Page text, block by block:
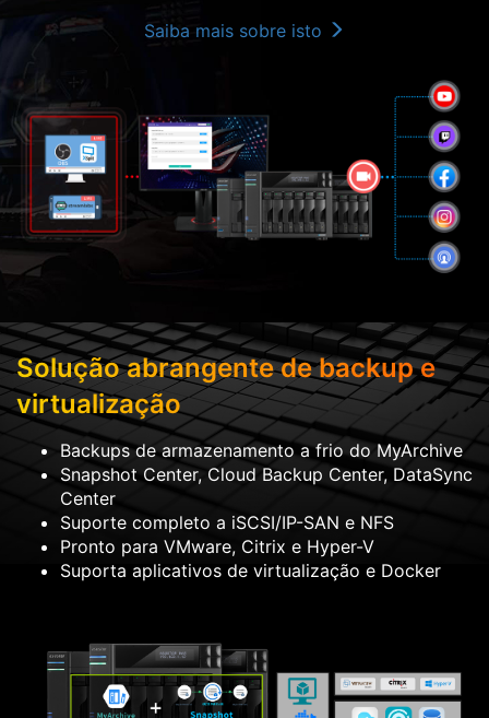
Saiba mais sobre isto
Solução abrangente de backup e
virtualização
Backups de armazenamento a frio do MyArchive
Snapshot Center, Cloud Backup Center, DataSync
Center
Suporte completo a iSCSI/IP-SAN e NFS
Pronto para VMware, Citrix e Hyper-V
Suporta aplicativos de virtualização e Docker